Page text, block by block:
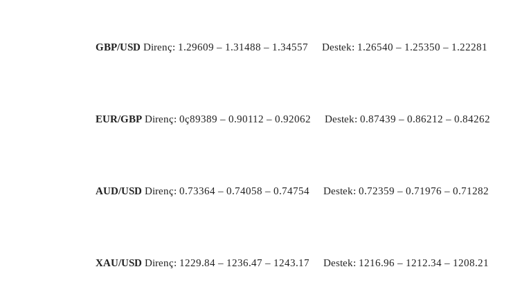
GBP/USD Direnç: 1.29609 – 1.31488 – 1.34557 Destek: 1.26540 – 1.25350 – 1.22281
EUR/GBP Direnç: 0ç89389 – 0.90112 – 0.92062 Destek: 0.87439 – 0.86212 – 0.84262
AUD/USD Direnç: 0.73364 – 0.74058 – 0.74754 Destek: 0.72359 – 0.71976 – 0.71282
XAU/USD Direnç: 1229.84 – 1236.47 – 1243.17 Destek: 1216.96 – 1212.34 – 1208.21